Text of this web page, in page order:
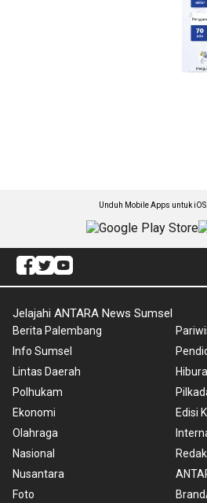
Unduh Mobile Apps untuk
Jelajahi ANTARA News Sumsel
Berita Palembang
Info Sumsel
Lintas Daerah
Polhukam
Ekonomi
Olahraga
Nasional
Nusantara
Foto
Edisi